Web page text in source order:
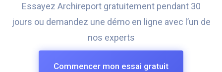
Essayez Archireport gratuitement pendant 30
jours ou demandez une démo en ligne avec l’un de
nos experts
Commencer mon essai gratuit